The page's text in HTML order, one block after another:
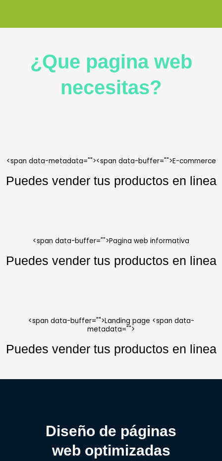
¿Que pagina web
necesitas?
<span data-metadata=""><span data-buffer="">E-commerce
Puedes vender tus productos en linea
<span data-buffer="">Pagina web informativa
Puedes vender tus productos en linea
<span data-buffer="">Landing page <span data-
metadata="">
Puedes vender tus productos en linea
Diseño de páginas
web optimizadas